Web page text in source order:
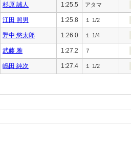
杉原 誠人 1:25.5 アタマ
江田 照男 1:25.8 １ 1/2
野中 悠太郎 1:26.0 １ 1/4
武藤 雅 1:27.2 ７
嶋田 純次 1:27.4 １ 1/2